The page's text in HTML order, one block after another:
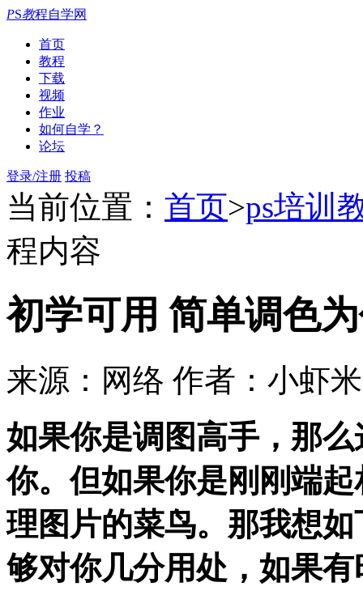
PS教程自学网
首页
教程
下载
视频
作业
如何自学？
论坛
登录/注册 投稿
当前位置： 首页>ps培训
程内容
初学可用 简单调色
来源：网络 作者：小虾米
如果你是调图高手，那
你。但如果你是刚刚端
理图片的菜鸟。那我想
够对你几分用处，如果